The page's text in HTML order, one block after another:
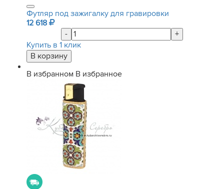
Футляр под зажигалку для гравировки
12 618
-
+
Купить в 1 клик
В избранном В избранное